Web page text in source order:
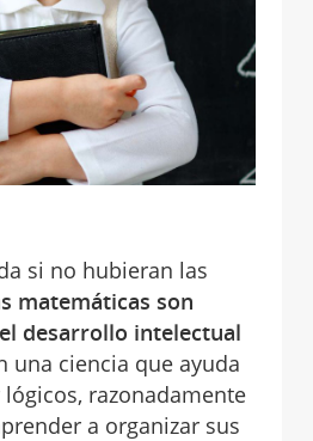
si no hubieran las
matemáticas son
desarrollo intelectual
una ciencia que ayuda
razonadamente
a organizar sus